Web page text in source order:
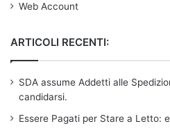
Web Account
ARTICOLI RECENTI:
SDA assume Addetti alle
candidarsi.
Essere Pagati per Stare a Letto: